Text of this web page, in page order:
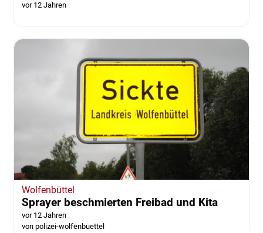
vor 12 Jahren
Wolfenbüttel
Sprayer beschmierten Freibad und Kita
vor 12 Jahren
von polizei-wolfenbuettel